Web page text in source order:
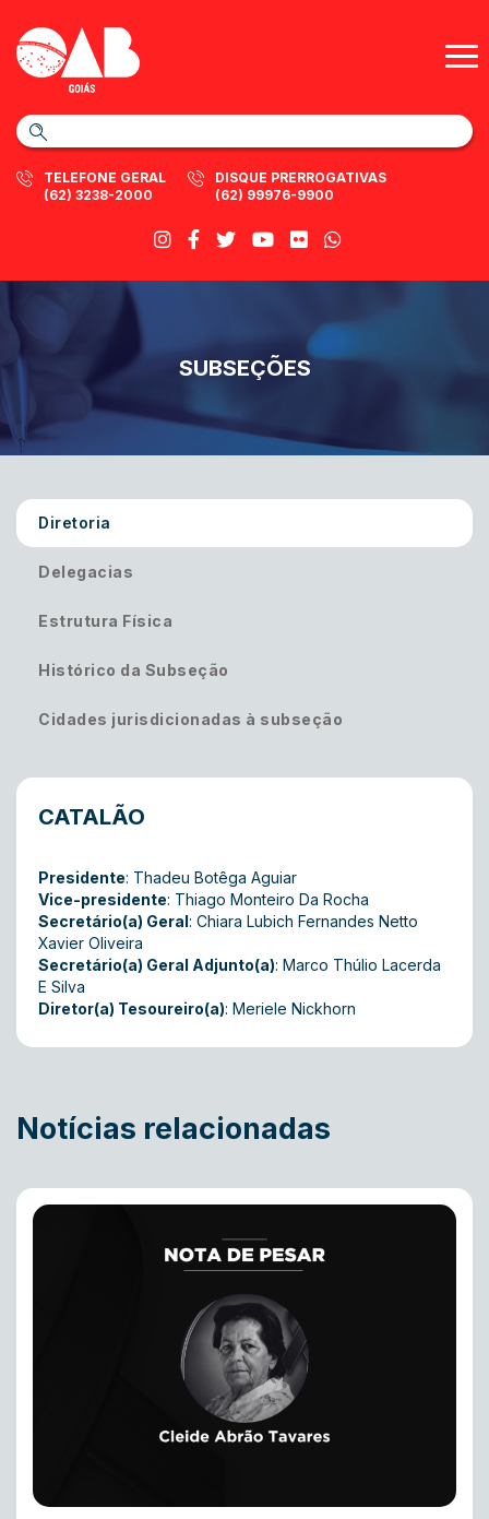
TELEFONE GERAL
(62) 3238-2000
DISQUE PRERROGATIVAS
(62) 99976-9900
SUBSEÇÕES
Diretoria
Delegacias
Estrutura Física
Histórico da Subseção
Cidades jurisdicionadas à subseção
CATALÃO
Presidente: Thadeu Botêga Aguiar
Vice-presidente: Thiago Monteiro Da Rocha
Secretário(a) Geral: Chiara Lubich Fernandes Netto
Xavier Oliveira
Secretário(a) Geral Adjunto(a): Marco Thúlio Lacerda
E Silva
Diretor(a) Tesoureiro(a): Meriele Nickhorn
Notícias relacionadas